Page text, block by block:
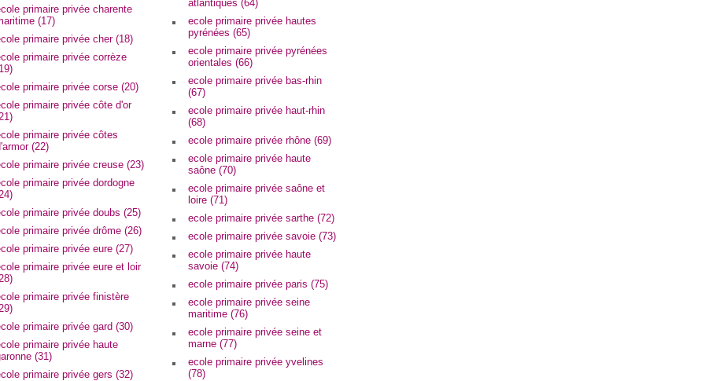
primaire privée charente
(17)
primaire privée cher (18)
primaire privée corrèze
primaire privée corse (20)
primaire privée côte d'or
primaire privée côtes
(22)
primaire privée creuse (23)
primaire privée dordogne
primaire privée doubs (25)
primaire privée drôme (26)
primaire privée eure (27)
primaire privée eure et loir
primaire privée finistère
primaire privée gard (30)
primaire privée haute
(31)
primaire privée gers (32)
atlantiques (64)
ecole primaire privée hautes
pyrénées (65)
ecole primaire privée pyrénées
orientales (66)
ecole primaire privée bas-rhin
(67)
ecole primaire privée haut-rhin
(68)
ecole primaire privée rhône (69)
ecole primaire privée haute
saône (70)
ecole primaire privée saône et
loire (71)
ecole primaire privée sarthe (72)
ecole primaire privée savoie (73)
ecole primaire privée haute
savoie (74)
ecole primaire privée paris (75)
ecole primaire privée seine
maritime (76)
ecole primaire privée seine et
marne (77)
ecole primaire privée yvelines
(78)